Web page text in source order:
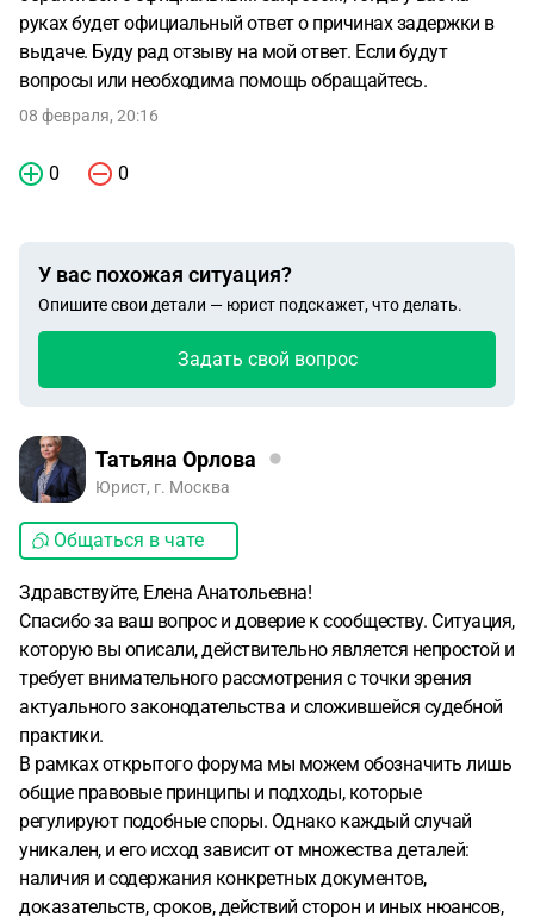
руках будет официальный ответ о причинах задержки в
выдаче. Буду рад отзыву на мой ответ. Если будут
вопросы или необходима помощь обращайтесь.
08 февраля, 20:16
0 0
У вас похожая ситуация?
Опишите свои детали — юрист подскажет, что делать.
Задать свой вопрос
Татьяна Орлова
Юрист, г. Москва
Общаться в чате
Здравствуйте, Елена Анатольевна!
Спасибо за ваш вопрос и доверие к сообществу. Ситуация,
которую вы описали, действительно является непростой и
требует внимательного рассмотрения с точки зрения
актуального законодательства и сложившейся судебной
практики.
В рамках открытого форума мы можем обозначить лишь
общие правовые принципы и подходы, которые
регулируют подобные споры. Однако каждый случай
уникален, и его исход зависит от множества деталей:
наличия и содержания конкретных документов,
доказательств, сроков, действий сторон и иных нюансов,